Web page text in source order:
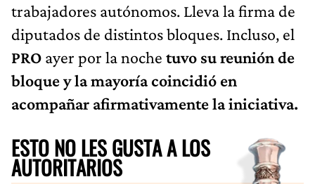
trabajadores autónomos. Lleva la firma de
diputados de distintos bloques. Incluso, el
PRO ayer por la noche tuvo su reunión de
bloque y la mayoría coincidió en
acompañar afirmativamente la iniciativa.
ESTO NO LES GUSTA A LOS
AUTORITARIOS